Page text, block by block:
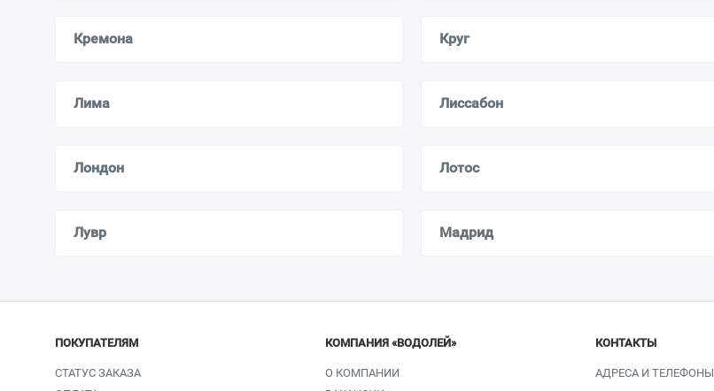
Кремона Круг
Лима Лиссабон
Лондон Лотос
Лувр Мадрид
ПОКУПАТЕЛЯМ
СТАТУС ЗАКАЗА
КОМПАНИЯ «ВОДОЛЕЙ»
О КОМПАНИИ
КОНТАКТЫ
АДРЕСА И ТЕЛЕФОНЫ